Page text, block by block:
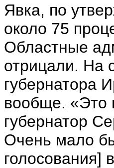
Явка, по
около 75
Областные
отрицали. На
губернатора
вообще. «Это
губернатор
Очень мало
голосования]